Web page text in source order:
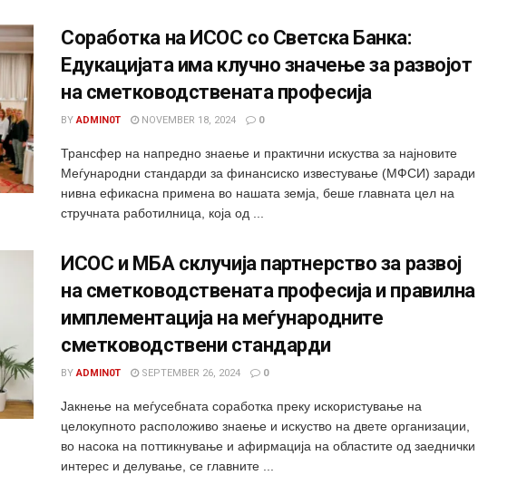
Соработка на ИСОС со Светска Банка:
Едукацијата има клучно значење за развојот
на сметководствената професија
BY ADMIN0T NOVEMBER 18, 2024 0
Трансфер на напредно знаење и практични искуства за најновите
Меѓународни стандарди за финансиско известување (МФСИ) заради
нивна ефикасна примена во нашата земја, беше главната цел на
стручната работилница, која од ...
ИСОС и МБА склучија партнерство за развој
на сметководствената професија и правилна
имплементација на меѓународните
сметководствени стандарди
BY ADMIN0T SEPTEMBER 26, 2024 0
Јакнење на меѓусебната соработка преку искористување на
целокупното расположиво знаење и искуство на двете организации,
во насока на поттикнување и афирмација на областите од заеднички
интерес и делување, се главните ...